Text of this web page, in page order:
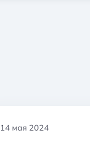
14 мая 2024